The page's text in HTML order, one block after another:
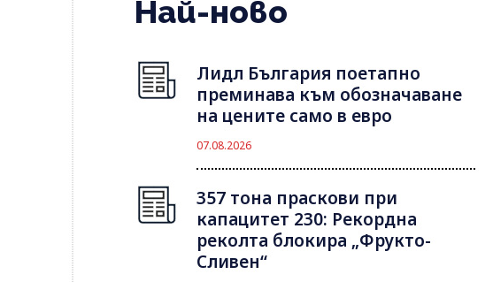
Най-ново
Лидл България поетапно
преминава към обозначаване
на цените само в евро
07.08.2026
357 тона праскови при
капацитет 230: Рекордна
реколта блокира „Фрукто-
Сливен“